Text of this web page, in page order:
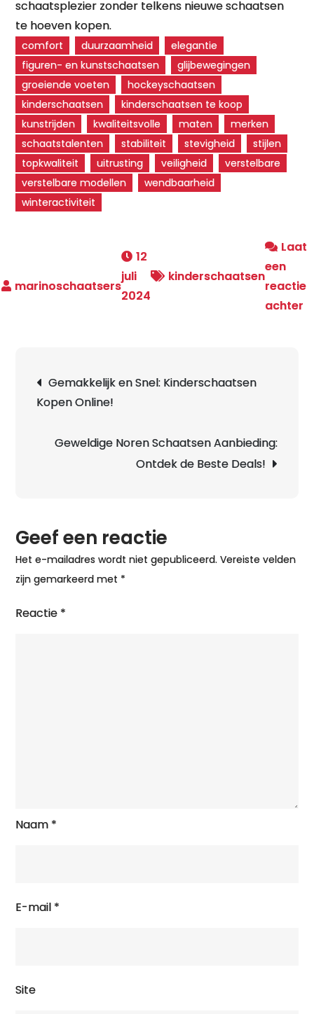
schaatsplezier zonder telkens nieuwe schaatsen
te hoeven kopen.
comfort duurzaamheid
elegantie
figuren- en kunstschaatsen
glijbewegingen
groeiende voeten
hockeyschaatsen
kinderschaatsen
kinderschaatsen te koop
kunstrijden
kwaliteitsvolle maten
merken
schaatstalenten
stabiliteit stevigheid
stijlen
topkwaliteit
uitrusting veiligheid
verstelbare
verstelbare modellen
wendbaarheid
winteractiviteit
12
juli
2024
kinderschaatsen
Laat
een
reactie
achter
Gemakkelijk en Snel: Kinderschaatsen
Kopen Online!
Geweldige Noren Schaatsen Aanbieding:
Ontdek de Beste Deals!
Geef een reactie
Het e-mailadres wordt niet gepubliceerd. Vereiste velden
zijn gemarkeerd met *
Reactie *
Naam *
E-mail *
Site